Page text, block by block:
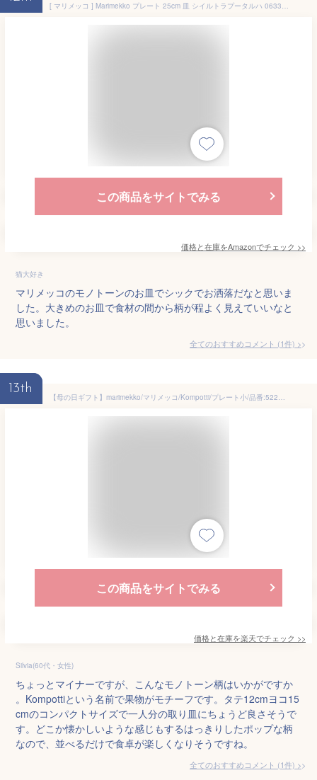
[ マリメッコ ] Marimekko プレート 25cm 皿 シイルトラプータルハ 063304-191 Oiva/Siirtolapuutarha plate 食器 お皿 [並行輸入品]
この商品をサイトでみる
価格と在庫をAmazonでチェック >>
猫大好き
マリメッコのモノトーンのお皿でシックでお洒落だなと思いま
した。大きめのお皿で食材の間から柄が程よく見えていいなと
思いました。
全てのおすすめコメント (1件) >
13th
【母の日ギフト】marimekko/マリメッコ/Kompotti/プレート小/品番:52229469319
この商品をサイトでみる
価格と在庫を楽天でチェック >>
Silvia(60代・女性)
ちょっとマイナーですが、こんなモノトーン柄はいかがですか
。Kompottiという名前で果物がモチーフです。タテ12cmヨコ15
cmのコンパクトサイズで一人分の取り皿にちょうど良さそうで
す。どこか懐かしいような感じもするはっきりしたポップな柄
なので、並べるだけで食卓が楽しくなりそうですね。
全てのおすすめコメント (1件) >